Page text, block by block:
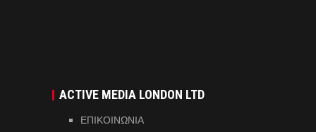
ACTIVE MEDIA LONDON LTD
ΕΠΙΚΟΙΝΩΝΙΑ